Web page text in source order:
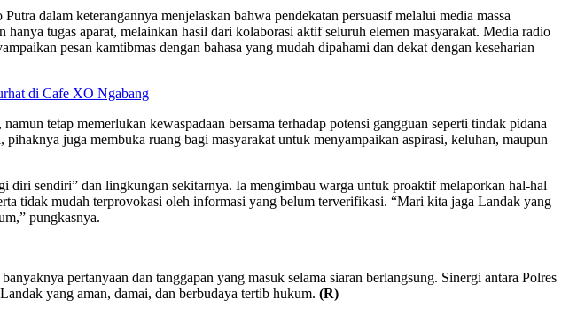
dalam keterangannya menjelaskan bahwa pendekatan persuasif melalui media massa
tugas aparat, melainkan hasil dari kolaborasi aktif seluruh elemen masyarakat. Media radio
pesan kamtibmas dengan bahasa yang mudah dipahami dan dekat dengan keseharian
di Cafe XO Ngabang
tetap memerlukan kewaspadaan bersama terhadap potensi gangguan seperti tindak pidana
juga membuka ruang bagi masyarakat untuk menyampaikan aspirasi, keluhan, maupun
diri sendiri” dan lingkungan sekitarnya. Ia mengimbau warga untuk proaktif melaporkan hal-hal
tidak mudah terprovokasi oleh informasi yang belum terverifikasi. “Mari kita jaga Landak yang
pungkasnya.
pertanyaan dan tanggapan yang masuk selama siaran berlangsung. Sinergi antara Polres
yang aman, damai, dan berbudaya tertib hukum. (R)